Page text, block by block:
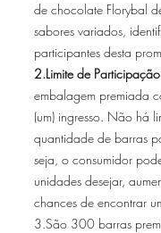
de chocolate Florybal
sabores variados,
participantes desta
2.Limite de
embalagem premiada
(um) ingresso. Não há
quantidade de barras
seja, o consumidor
unidades desejar,
chances de encontrar
3.São 300 barras